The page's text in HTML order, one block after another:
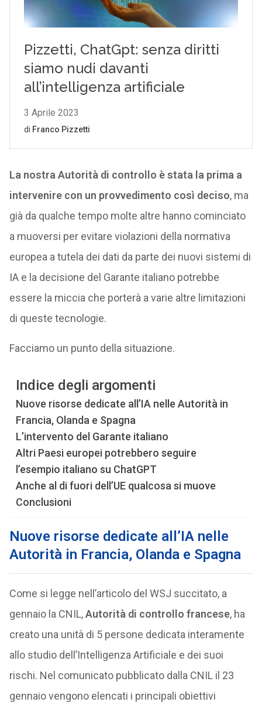
La nostra Autorità di controllo è stata la prima a
intervenire con un provvedimento così deciso, ma
già da qualche tempo molte altre hanno cominciato
a muoversi per evitare violazioni della normativa
europea a tutela dei dati da parte dei nuovi sistemi di
IA e la decisione del Garante italiano potrebbe
essere la miccia che porterà a varie altre limitazioni
di queste tecnologie.
Facciamo un punto della situazione.
Indice degli argomenti
Nuove risorse dedicate all’IA nelle Autorità in
Francia, Olanda e Spagna
L’intervento del Garante italiano
Altri Paesi europei potrebbero seguire
l’esempio italiano su ChatGPT
Anche al di fuori dell’UE qualcosa si muove
Conclusioni
Nuove risorse dedicate all’IA nelle
Autorità in Francia, Olanda e Spagna
Come si legge nell’articolo del WSJ succitato, a
gennaio la CNIL,Autorità di controllo francese, ha
creato una unità di 5 persone dedicata interamente
allo studio dell’Intelligenza Artificiale e dei suoi
rischi. Nel comunicato pubblicato dalla CNIL il 23
gennaio vengono elencati i principali obiettivi